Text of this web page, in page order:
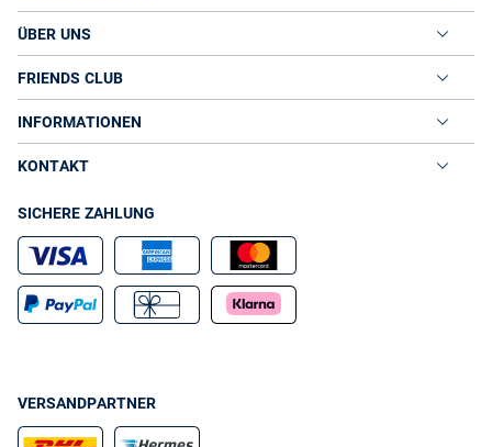
ÜBER UNS
FRIENDS CLUB
INFORMATIONEN
KONTAKT
SICHERE ZAHLUNG
VERSANDPARTNER